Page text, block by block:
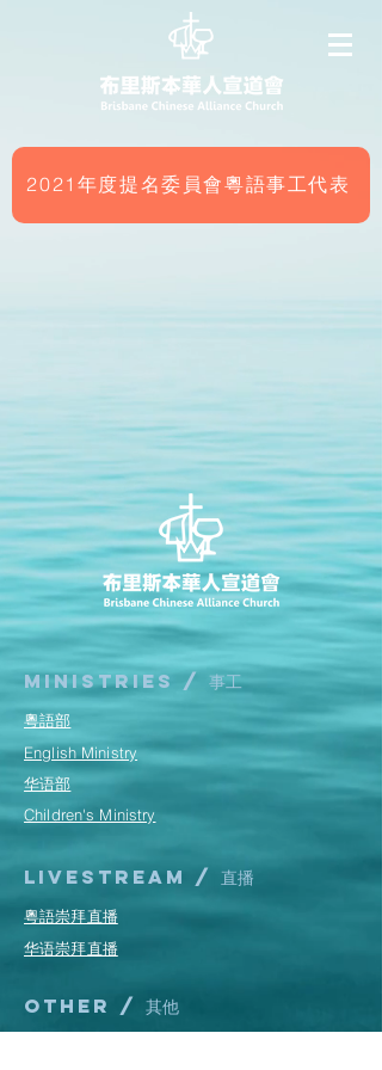
2021年度提名委員會粵語事工代表
Ministries / ​事工
粵語部
English Ministry
华语部
​Children's Ministry
Livestream / 直播
粵語崇拜直播​​
华语崇拜直播
other / 其他